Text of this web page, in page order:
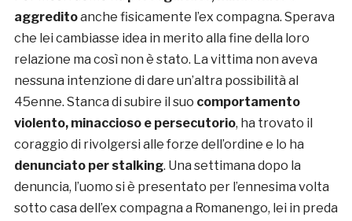
aggreditoanche fisicamente l’ex compagna. Sperava
che lei cambiasse idea in merito alla fine della loro
relazione ma così non è stato. La vittima non aveva
nessuna intenzione di dare un’altra possibilità al
45enne. Stanca di subire il suo comportamento
violento, minaccioso e persecutorio, ha trovato il
coraggio di rivolgersi alle forze dell’ordine e lo ha
denunciato per stalking. Una settimana dopo la
denuncia, l’uomo si è presentato per l’ennesima volta
sotto casa dell’ex compagna a Romanengo, lei in preda